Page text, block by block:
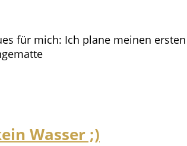
für mich: Ich plane meinen ersten
Wasser ;)